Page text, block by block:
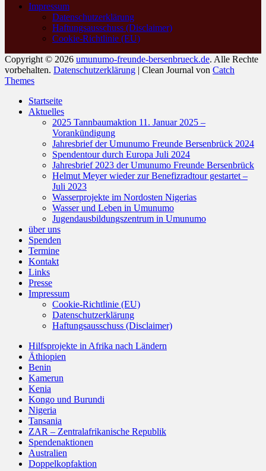
Impressum
Datenschutzerklärung
Haftungsausschuss (Disclaimer)
Cookie-Richtlinie (EU)
Copyright © 2026 umunumo-freunde-bersenbrueck.de. Alle Rechte
vorbehalten. Datenschutzerklärung | Clean Journal von Catch
Themes
oben
scrollen
Startseite
Aktuelles
2025 Tannbaumaktion 11. Januar 2025 –
Vorankündigung
Jahresbrief der Umunumo Freunde Bersenbrück 2024
Spendentour durch Europa Juli 2024
Jahresbrief 2023 der Umunumo Freunde Bersenbrück
Helmut Meyer wieder zur Benefizradtour gestartet –
Juli 2023
Wasserprojekte im Nordosten Nigerias
Wasser und Leben in Umunumo
Jugendausbildungszentrum in Umunumo
über uns
Spenden
Termine
Kontakt
Links
Presse
Impressum
Cookie-Richtlinie (EU)
Datenschutzerklärung
Haftungsausschuss (Disclaimer)
Hilfsprojekte in Afrika nach Ländern
Äthiopien
Benin
Kamerun
Kenia
Kongo und Burundi
Nigeria
Tansania
ZAR – Zentralafrikanische Republik
Spendenaktionen
Australien
Doppelkopfaktion